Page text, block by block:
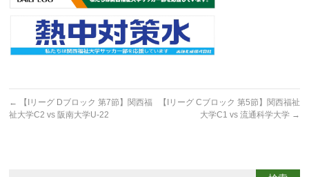
←
【Iリーグ Dブロック 第7節】関西福
祉大学C2 vs 阪南大学U-22
【Iリーグ Cブロック 第5節】関西福祉
大学C1 vs 流通科学大学 →